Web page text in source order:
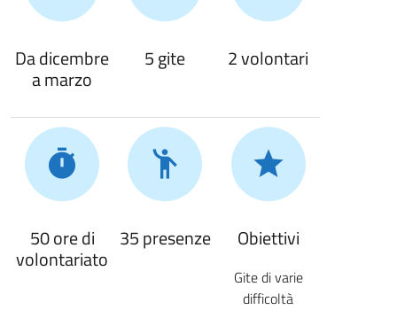
Da dicembre
a marzo
5 gite 2 volontari
50 ore di
volontariato
35 presenze Obiettivi
Gite di varie
difficoltà